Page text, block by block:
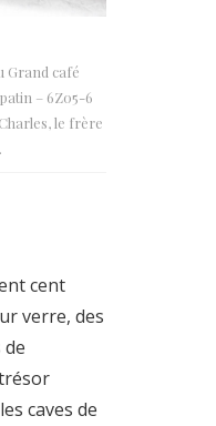
Grand café
– 6Z05-6
le frère
cent
verre, des
caves de